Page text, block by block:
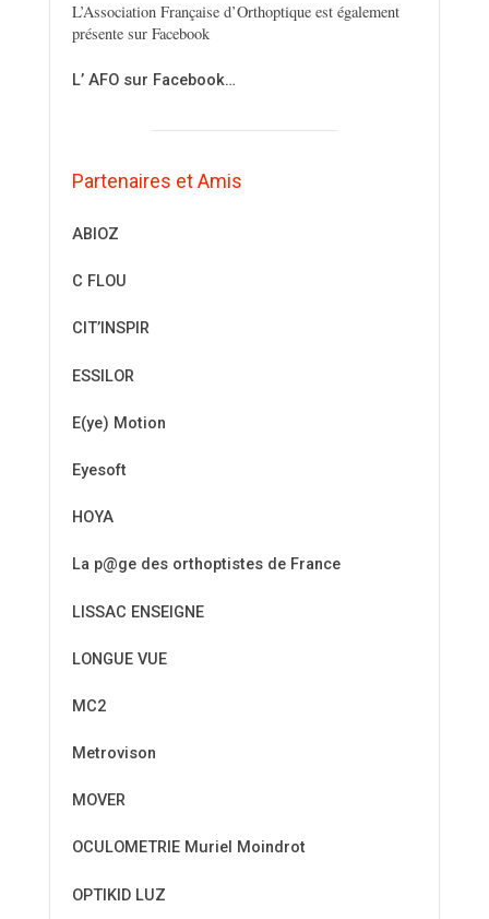
L’Association Française d’Orthoptique est également
présente sur Facebook
L’ AFO sur Facebook…
Partenaires et Amis
ABIOZ
C FLOU
CIT’INSPIR
ESSILOR
E(ye) Motion
Eyesoft
HOYA
La p@ge des orthoptistes de France
LISSAC ENSEIGNE
LONGUE VUE
MC2
Metrovison
MOVER
OCULOMETRIE Muriel Moindrot
OPTIKID LUZ